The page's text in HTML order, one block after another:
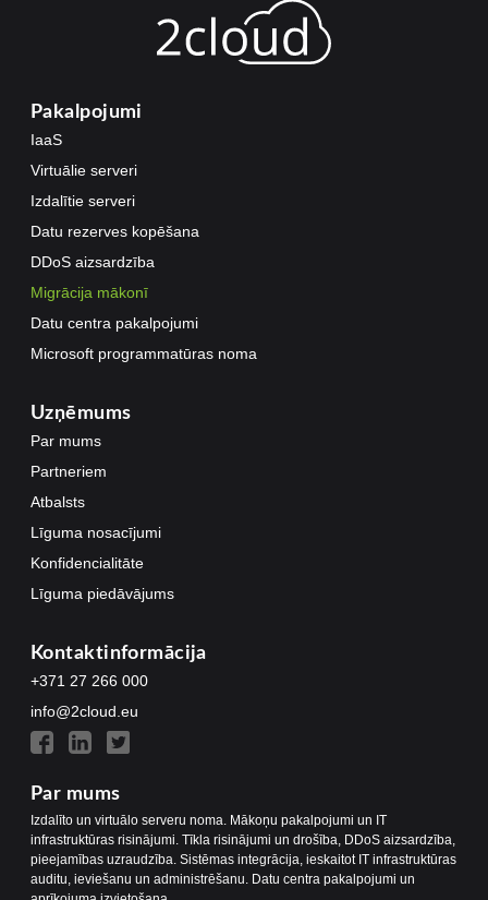
Pakalpojumi
IaaS
Virtuālie serveri
Izdalītie serveri
Datu rezerves kopēšana
DDoS aizsardzība
Migrācija mākonī
Datu centra pakalpojumi
Microsoft programmatūras noma
Uzņēmums
Par mums
Partneriem
Atbalsts
Līguma nosacījumi
Konfidencialitāte
Līguma piedāvājums
Kontaktinformācija
+371 27 266 000
info@2cloud.eu
Par mums
Izdalīto un virtuālo serveru noma. Mākoņu pakalpojumi un IT
infrastruktūras risinājumi. Tīkla risinājumi un drošība, DDoS aizsardzība,
pieejamības uzraudzība. Sistēmas integrācija, ieskaitot IT infrastruktūras
auditu, ieviešanu un administrēšanu. Datu centra pakalpojumi un